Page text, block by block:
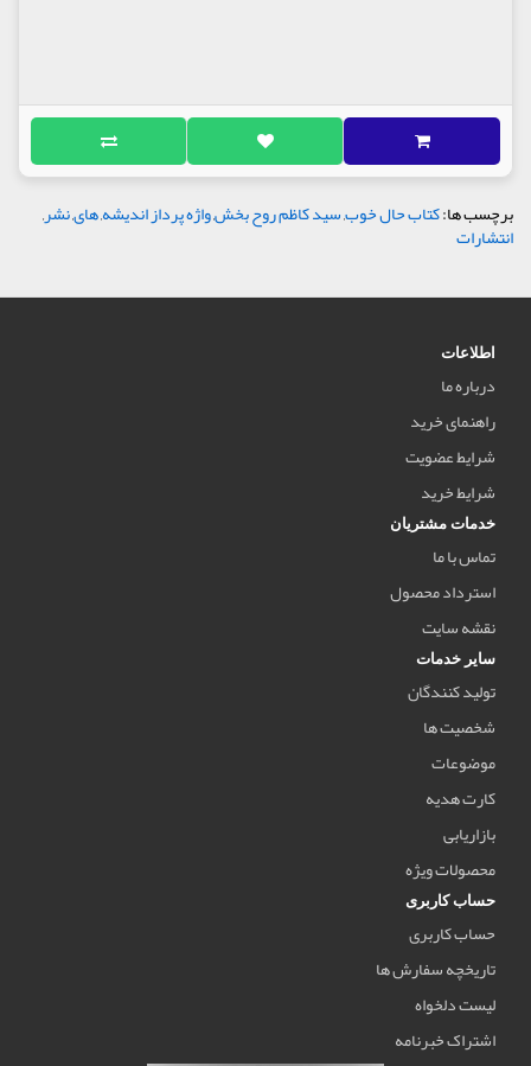
برچسب ها:کتاب حال خوب,سید کاظم روح بخش,واژه پرداز اندیشه,های,نشر,
انتشارات
اطلاعات
درباره ما
راهنمای خرید
شرایط عضویت
شرایط خرید
خدمات مشتریان
تماس با ما
استرداد محصول
نقشه سایت
سایر خدمات
تولید کنندگان
شخصیت ها
موضوعات
کارت هدیه
بازاریابی
محصولات ویژه
حساب کاربری
حساب کاربری
تاریخچه سفارش ها
لیست دلخواه
اشتراک خبرنامه